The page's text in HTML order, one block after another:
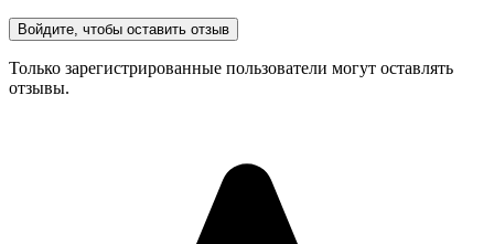
Войдите, чтобы оставить отзыв
Только зарегистрированные пользователи могут оставлять
отзывы.